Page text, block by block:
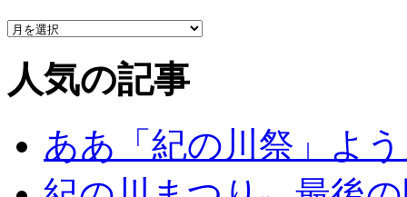
人気の記事
ああ「紀の川祭」よ